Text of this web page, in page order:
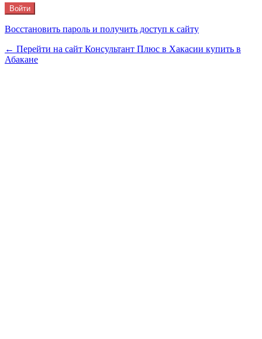
Восстановить пароль и получить доступ к сайту
← Перейти на сайт Консультант Плюс в Хакасии купить в
Абакане